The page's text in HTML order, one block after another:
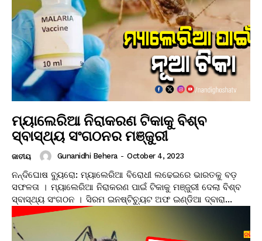
ମ୍ୟାଲେରିଆ ନିରାକରଣ ଟିକାକୁ ବିଶ୍ବ
ସ୍ବାସ୍ଥ୍ୟ ସଂଗଠନର ମଞ୍ଜୁରୀ
ଜାତୀୟ Gunanidhi Behera - October 4, 2023
ନନ୍ଦିଘୋଷ ବ୍ୟୁରୋ: ମ୍ୟାଲେରିଆ ବିରୋଧୀ ଲଢେଇରେ ଭାରତକୁ ବଡ଼
ସଫଳତା । ମ୍ୟାଲେରିଆ ନିରାକରଣ ପାଇଁ ଟିକାକୁ ମଞ୍ଜୁରୀ ଦେଲା ବିଶ୍ବ
ସ୍ବାସ୍ଥ୍ୟ ସଂଗଠନ । ସିରମ ଇନଷ୍ଟିଚ୍ୟୁଟ ଅଫ ଇଣ୍ଡିଆ ଦ୍ବାରା...